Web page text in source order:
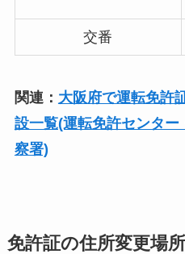
交番
関連： 大阪府で運転免許
設一覧(運転免許センタ
察署)
免許証の住所変更場